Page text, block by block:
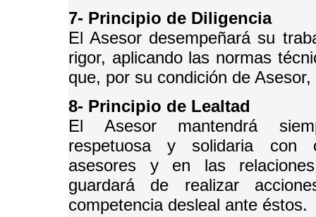
7- Principio de Diligencia
El Asesor desempeñará su
rigor, aplicando las normas
que, por su condición de
8- Principio de Lealtad
El Asesor mantendrá
respetuosa y solidaria con
asesores y en las
guardará de realizar
competencia desleal ante éstos.